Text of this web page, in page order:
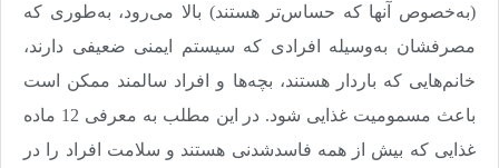
(به‌خصوص آنها که حساس‌تر هستند) بالا می‌رود، به‌طوری که
مصرفشان به‌وسیله افرادی که سیستم ایمنی ضعیفی دارند،
خانم‌هایی که باردار هستند، بچه‌ها و افراد سالمند ممکن است
باعث مسمومیت غذایی شود. در این مطلب به معرفی 12 ماده
غذایی که بیش از همه فاسدشدنی هستند و سلامت افراد را در